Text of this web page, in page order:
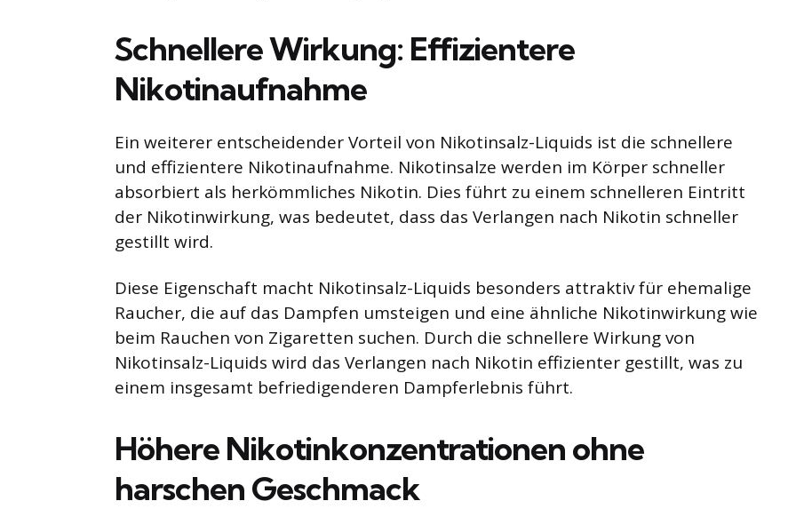
Schnellere Wirkung: Effizientere
Nikotinaufnahme
Ein weiterer entscheidender Vorteil von Nikotinsalz-Liquids ist die schnellere
und effizientere Nikotinaufnahme. Nikotinsalze werden im Körper schneller
absorbiert als herkömmliches Nikotin. Dies führt zu einem schnelleren Eintritt
der Nikotinwirkung, was bedeutet, dass das Verlangen nach Nikotin schneller
gestillt wird.
Diese Eigenschaft macht Nikotinsalz-Liquids besonders attraktiv für ehemalige
Raucher, die auf das Dampfen umsteigen und eine ähnliche Nikotinwirkung wie
beim Rauchen von Zigaretten suchen. Durch die schnellere Wirkung von
Nikotinsalz-Liquids wird das Verlangen nach Nikotin effizienter gestillt, was zu
einem insgesamt befriedigenderen Dampferlebnis führt.
Höhere Nikotinkonzentrationen ohne
harschen Geschmack